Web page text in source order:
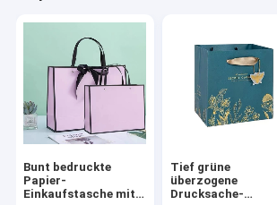
Bunt bedruckte
Papier-
Einkaufstasche mit
Tief grüne
überzogene
Drucksache-